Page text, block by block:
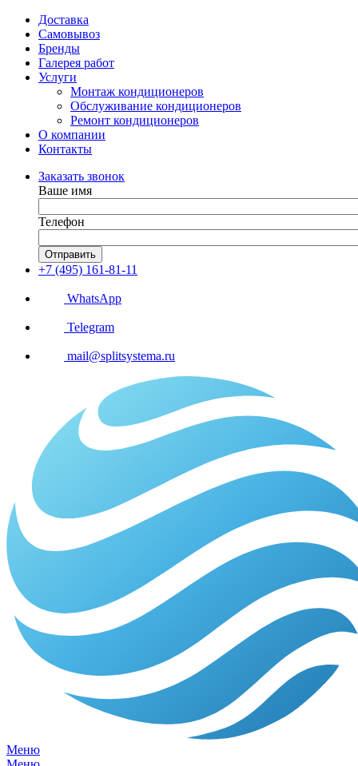
Доставка
Самовывоз
Бренды
Галерея работ
Услуги
Монтаж кондиционеров
Обслуживание кондиционеров
Ремонт кондиционеров
О компании
Контакты
Заказать звонок
Ваше имя
Телефон
Отправить
+7 (495) 161-81-11
WhatsApp
Telegram
mail@splitsystema.ru
Меню